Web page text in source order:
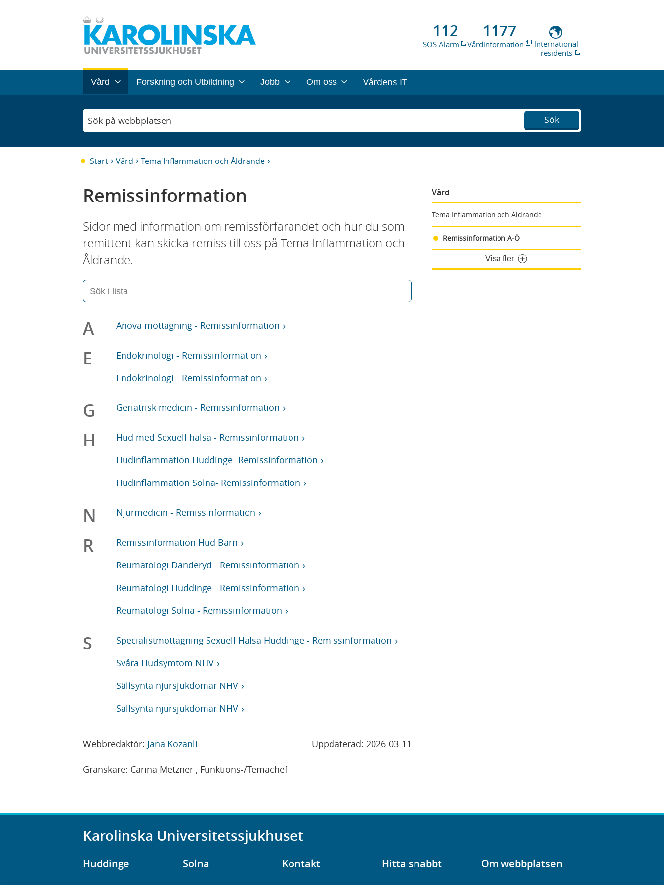
112
SOS Alarm
1177
Vårdinformation
International
residents
Vård Forskning och Utbildning Jobb Om oss Vårdens IT
Sök på webbplatsen Sök
Start Vård Tema Inflammation och Åldrande
Vård
Tema Inflammation och Åldrande
Remissinformation A-Ö
Visa fler
Remissinformation
Sidor med information om remissförfarandet och hur du som
remittent kan skicka remiss till oss på Tema Inflammation och
Åldrande.
A Anova mottagning - Remissinformation
E
Endokrinologi - Remissinformation
Endokrinologi - Remissinformation
G Geriatrisk medicin - Remissinformation
H
Hud med Sexuell hälsa - Remissinformation
Hudinflammation Huddinge- Remissinformation
Hudinflammation Solna- Remissinformation
N Njurmedicin - Remissinformation
R
Remissinformation Hud Barn
Reumatologi Danderyd - Remissinformation
Reumatologi Huddinge - Remissinformation
Reumatologi Solna - Remissinformation
S
Specialistmottagning Sexuell Hälsa Huddinge - Remissinformation
Svåra Hudsymtom NHV
Sällsynta njursjukdomar NHV
Sällsynta njursjukdomar NHV
Webbredaktör: Jana Kozanli
Granskare: Carina Metzner , Funktions-/Temachef
Uppdaterad:2026-03-11
Karolinska Universitetssjukhuset
Huddinge Solna Kontakt Hitta snabbt Om webbplatsen